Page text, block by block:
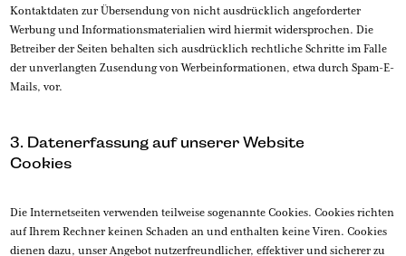
Kontaktdaten zur Übersendung von nicht ausdrücklich angeforderter
Werbung und Informationsmaterialien wird hiermit widersprochen. Die
Betreiber der Seiten behalten sich ausdrücklich rechtliche Schritte im Falle
der unverlangten Zusendung von Werbeinformationen, etwa durch Spam-E-
Mails, vor.
3. Datenerfassung auf unserer Website
Cookies
Die Internetseiten verwenden teilweise sogenannte Cookies. Cookies richten
auf Ihrem Rechner keinen Schaden an und enthalten keine Viren. Cookies
dienen dazu, unser Angebot nutzerfreundlicher, effektiver und sicherer zu